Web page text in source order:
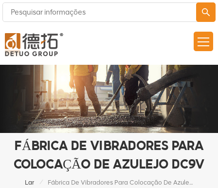
FÁBRICA DE VIBRADORES PARA
COLOCAÇÃO DE AZULEJO DC9V
Lar / Fábrica De Vibradores Para Colocação De Azulejo DC9V